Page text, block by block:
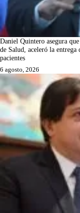
Daniel Quintero asegura
de Salud, aceleró la entrega
pacientes
6 agosto, 2026